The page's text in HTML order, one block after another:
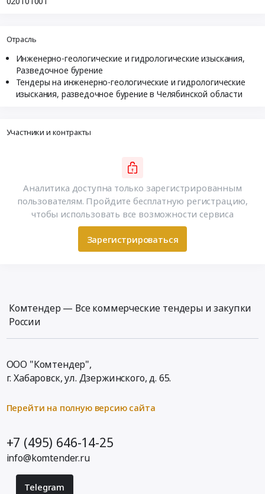
Отрасль
Инженерно-геологические и гидрологические изыскания,
Разведочное бурение
Тендеры на инженерно-геологические и гидрологические
изыскания, разведочное бурение в Челябинской области
Участники и контракты
Аналитика доступна только зарегистрированным
пользователям. Пройдите бесплатную регистрацию,
чтобы использовать все возможности сервиса
Зарегистрироваться
Комтендер — Все коммерческие тендеры и закупки
России
ООО "Комтендер",
г. Хабаровск,ул. Дзержинского, д. 65.
Перейти на полную версию сайта
+7 (495) 646-14-25
info@komtender.ru
Telegram